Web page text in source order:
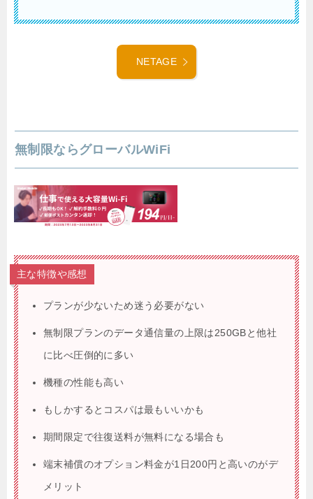
NETAGE
無制限ならグローバルWiFi
主な特徴や感想
プランが少ないため迷う必要がない
無制限プランのデータ通信量の上限は250GBと他社
に比べ圧倒的に多い
機種の性能も高い
もしかするとコスパは最もいいかも
期間限定で往復送料が無料になる場合も
端末補償のオプション料金が1日200円と高いのがデ
メリット